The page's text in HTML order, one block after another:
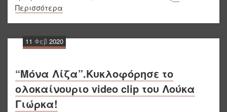
Περισσότερα
11 Φεβ 2020
“Μόνα Λίζα”.Κυκλοφόρησε το
ολοκαίνουριο video clip του Λούκα
Γιώρκα!